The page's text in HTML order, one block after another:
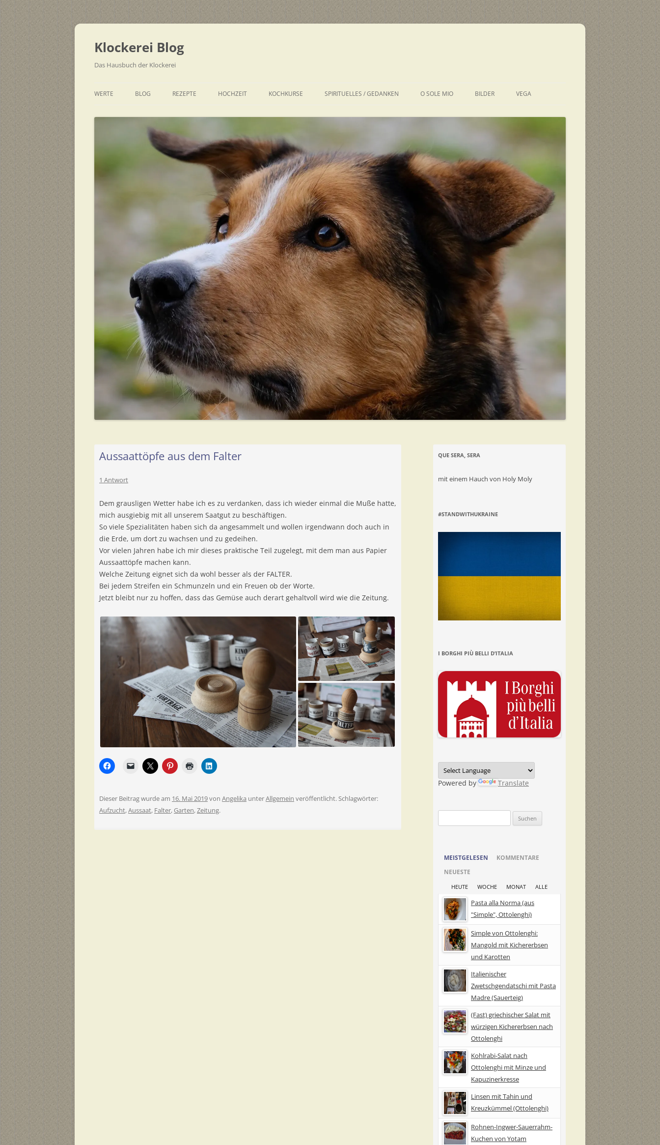
Zum
springen
Klockerei Blog
Das Hausbuch der Klockerei
WERTE BLOG REZEPTE
EINFACH
HOCHZEIT KOCHKURSE SPIRITUELLES / GEDANKEN O SOLE MIO BILDER VEGA
Aussaattöpfe aus dem Falter
1 Antwort
Dem grausligen Wetter habe ich es zu verdanken, dass ich wieder einmal die Muße hatte,
mich ausgiebig mit all unserem Saatgut zu beschäftigen.
So viele Spezialitäten haben sich da angesammelt und wollen irgendwann doch auch in
die Erde, um dort zu wachsen und zu gedeihen.
Vor vielen Jahren habe ich mir dieses praktische Teil zugelegt, mit dem man aus Papier
Aussaattöpfe machen kann.
Welche Zeitung eignet sich da wohl besser als der FALTER.
Bei jedem Streifen ein Schmunzeln und ein Freuen ob der Worte.
Jetzt bleibt nur zu hoffen, dass das Gemüse auch derart gehaltvoll wird wie die Zeitung.
Dieser Beitrag wurde am 16. Mai 2019von Angelika unterAllgemein veröffentlicht. Schlagwörter:
Aufzucht,Aussaat, Falter, Garten,Zeitung.
QUE SERA, SERA
mit einem Hauch von Holy Moly
#STANDWITHUKRAINE
I BORGHI PIÙ BELLI D’ITALIA
Powered by Translate
nach:
MEISTGELESEN
KOMMENTARE
NEUESTE
HEUTE WOCHE MONAT ALLE
Pasta alla Norma (aus
"Simple", Ottolenghi)
Simple von Ottolenghi:
Mangold mit Kichererbsen
und Karotten
Italienischer
Zwetschgendatschi mit Pasta
Madre (Sauerteig)
(Fast) griechischer Salat mit
würzigen Kichererbsen nach
Ottolenghi
Kohlrabi-Salat nach
Ottolenghi mit Minze und
Kapuzinerkresse
Linsen mit Tahin und
Kreuzkümmel (Ottolenghi)
Rohnen-Ingwer-Sauerrahm-
Kuchen von Yotam